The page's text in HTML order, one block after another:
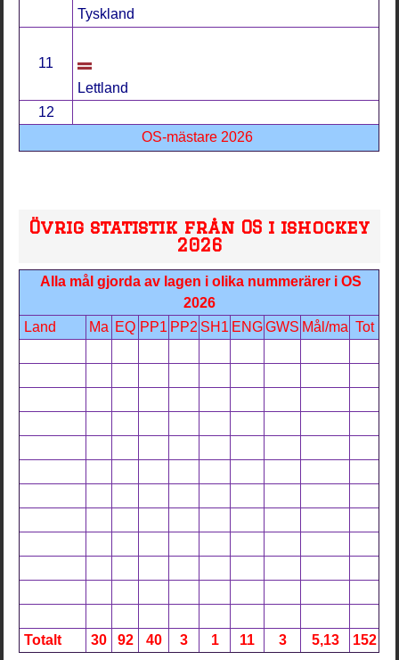
Tyskland
11
Lettland
12
OS-mästare 2026
Övrig statistik från OS i ishockey
2026
Alla mål gjorda av lagen i olika nummerärer i OS
2026
Land
Ma EQ PP1 PP2 SH1 ENG GWS Mål/ma Tot
Totalt 30 92 40 3 1 11 3 5,13 152